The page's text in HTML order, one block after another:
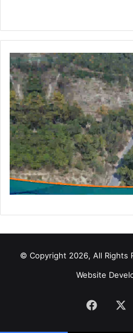
श्र
लु
ओं
ने
लि
या
ध
ला
भ
© Copyright 2026, All Rights
Website